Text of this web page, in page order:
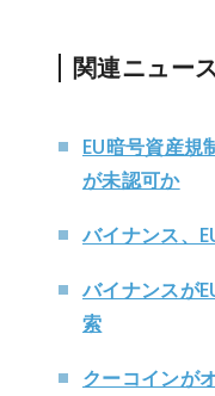
関連ニュー
EU暗号資産
が未認可か
バイナンス、
バイナンスが
索
クーコインが